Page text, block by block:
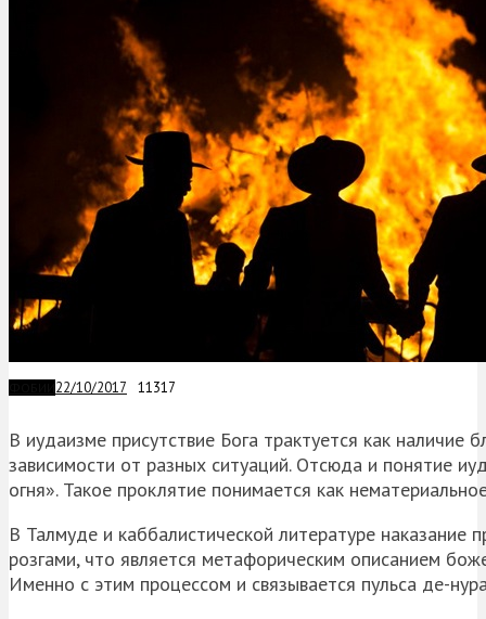
22/10/2017 11317
В иудаизме присутствие Бога трактуется как наличие
зависимости от разных ситуаций. Отсюда и понятие
огня». Такое проклятие понимается как
В Талмуде и каббалистической литературе наказание
розгами, что является метафорическим описанием
Именно с этим процессом и связывается пульса де-